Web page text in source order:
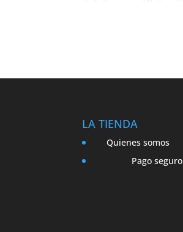
LA TIENDA
Quienes somos
Pago seguro